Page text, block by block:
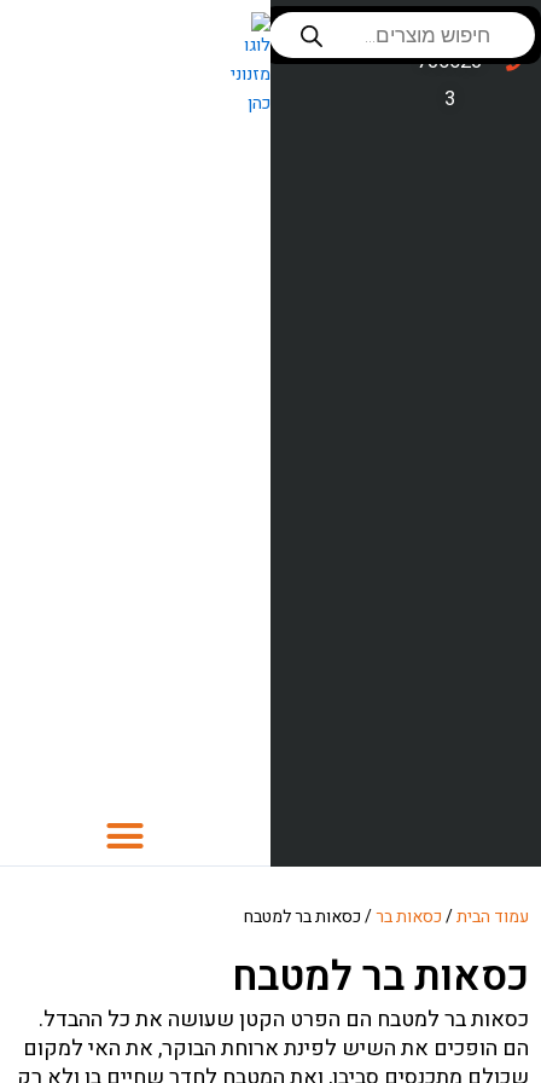
דילוג
לתוכן
053-
736623
3
שירות לקוחות
סניפים
Products
search
כסאות בר
פינות אוכל
עמוד הבית/כסאות בר/ כסאות בר למטבח
כסאות בר למטבח
כסאות בר למטבח הם הפרט הקטן שעושה את כל ההבדל.
הם הופכים את השיש לפינת ארוחת הבוקר, את האי למקום